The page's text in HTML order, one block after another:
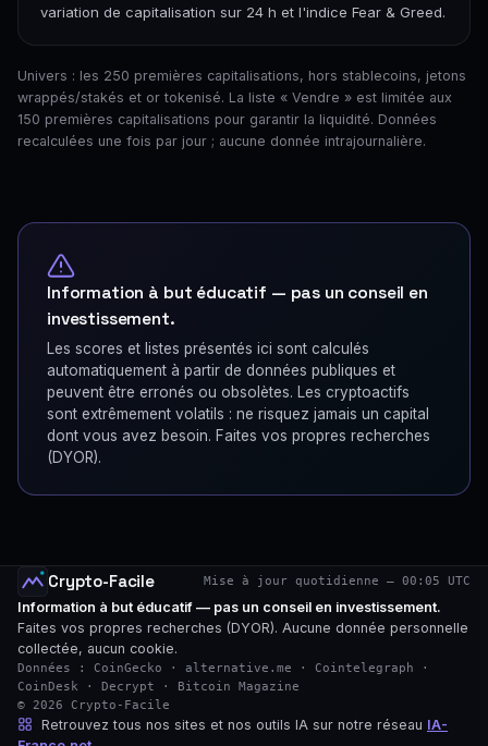
variation de capitalisation sur 24 h et l'indice Fear & Greed.
Univers : les 250 premières capitalisations, hors stablecoins, jetons
wrappés/stakés et or tokenisé. La liste « Vendre » est limitée aux
150 premières capitalisations pour garantir la liquidité. Données
recalculées une fois par jour ; aucune donnée intrajournalière.
Information à but éducatif — pas un conseil en
investissement.
Les scores et listes présentés ici sont calculés
automatiquement à partir de données publiques et
peuvent être erronés ou obsolètes. Les cryptoactifs
sont extrêmement volatils : ne risquez jamais un capital
dont vous avez besoin. Faites vos propres recherches
(DYOR).
Crypto-Facile Mise à jour quotidienne — 00:05 UTC
Information à but éducatif — pas un conseil en investissement.
Faites vos propres recherches (DYOR). Aucune donnée personnelle
collectée, aucun cookie.
Données : CoinGecko · alternative.me · Cointelegraph ·
CoinDesk · Decrypt · Bitcoin Magazine
© 2026 Crypto-Facile
Retrouvez tous nos sites et nos outils IA sur notre réseau IA-